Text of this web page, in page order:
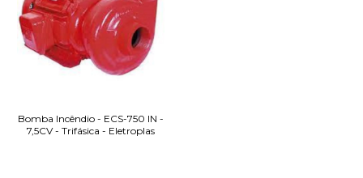
Bomba Incêndio - ECS-750 IN -
7,5CV - Trifásica - Eletroplas